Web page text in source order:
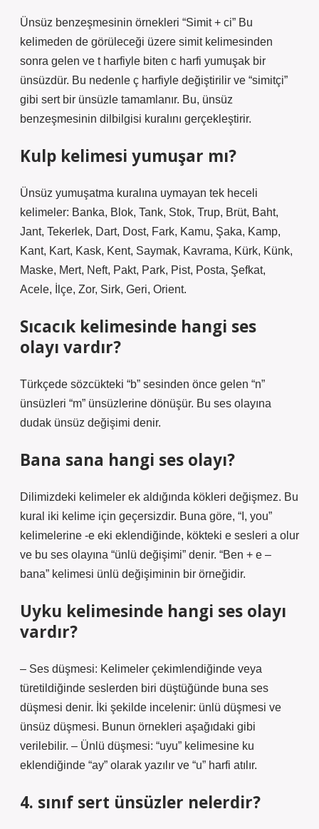
Ünsüz benzeşmesinin örnekleri “Simit + ci” Bu
kelimeden de görüleceği üzere simit kelimesinden
sonra gelen ve t harfiyle biten c harfi yumuşak bir
ünsüzdür. Bu nedenle ç harfiyle değiştirilir ve “simitçi”
gibi sert bir ünsüzle tamamlanır. Bu, ünsüz
benzeşmesinin dilbilgisi kuralını gerçekleştirir.
Kulp kelimesi yumuşar mı?
Ünsüz yumuşatma kuralına uymayan tek heceli
kelimeler: Banka, Blok, Tank, Stok, Trup, Brüt, Baht,
Jant, Tekerlek, Dart, Dost, Fark, Kamu, Şaka, Kamp,
Kant, Kart, Kask, Kent, Saymak, Kavrama, Kürk, Künk,
Maske, Mert, Neft, Pakt, Park, Pist, Posta, Şefkat,
Acele, İlçe, Zor, Sirk, Geri, Orient.
Sıcacık kelimesinde hangi ses
olayı vardır?
Türkçede sözcükteki “b” sesinden önce gelen “n”
ünsüzleri “m” ünsüzlerine dönüşür. Bu ses olayına
dudak ünsüz değişimi denir.
Bana sana hangi ses olayı?
Dilimizdeki kelimeler ek aldığında kökleri değişmez. Bu
kural iki kelime için geçersizdir. Buna göre, “I, you”
kelimelerine -e eki eklendiğinde, kökteki e sesleri a olur
ve bu ses olayına “ünlü değişimi” denir. “Ben + e –
bana” kelimesi ünlü değişiminin bir örneğidir.
Uyku kelimesinde hangi ses olayı
vardır?
– Ses düşmesi: Kelimeler çekimlendiğinde veya
türetildiğinde seslerden biri düştüğünde buna ses
düşmesi denir. İki şekilde incelenir: ünlü düşmesi ve
ünsüz düşmesi. Bunun örnekleri aşağıdaki gibi
verilebilir. – Ünlü düşmesi: “uyu” kelimesine ku
eklendiğinde “ay” olarak yazılır ve “u” harfi atılır.
4. sınıf sert ünsüzler nelerdir?